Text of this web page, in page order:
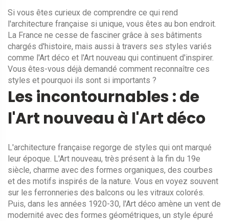
Si vous êtes curieux de comprendre ce qui rend
l'architecture française si unique, vous êtes au bon endroit.
La France ne cesse de fasciner grâce à ses bâtiments
chargés d'histoire, mais aussi à travers ses styles variés
comme l'Art déco et l'Art nouveau qui continuent d'inspirer.
Vous êtes-vous déjà demandé comment reconnaître ces
styles et pourquoi ils sont si importants ?
Les incontournables : de
l'Art nouveau à l'Art déco
L'architecture française regorge de styles qui ont marqué
leur époque. L'Art nouveau, très présent à la fin du 19e
siècle, charme avec des formes organiques, des courbes
et des motifs inspirés de la nature. Vous en voyez souvent
sur les ferronneries des balcons ou les vitraux colorés.
Puis, dans les années 1920-30, l'Art déco amène un vent de
modernité avec des formes géométriques, un style épuré